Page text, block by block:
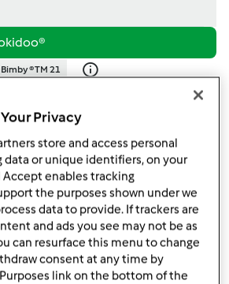
Bimby ® TM 21
modificata: 20-05-2013
alle mie raccolte
condividi la ricetta
Privacy
store and access personal
data or unique identifiers, on your
Accept enables tracking
the purposes shown under we
data to provide. If trackers are
and ads you see may not be as
can resurface this menu to change
consent at any time by
link on the bottom of the